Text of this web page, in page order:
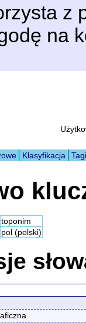
z
na
Klasyfikacja
Tagi
toponim
pol (polski)